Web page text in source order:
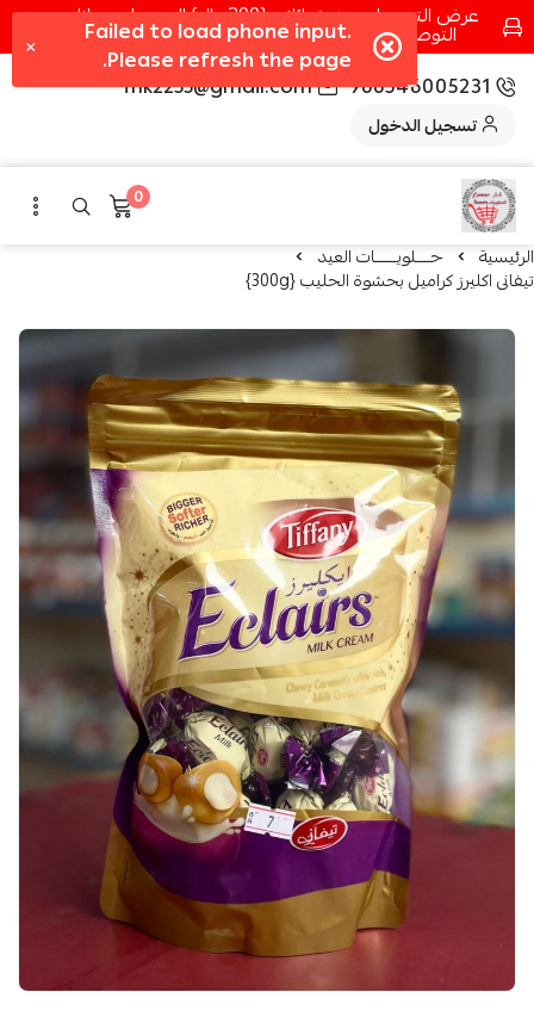
عرض التوصيل عند شرائك بـ{200ريال} التوصيل مجانا
التوصيل في مكه فقط كل اسبوع اصناف جديدة
966546005231
fhk2255@gmail.com
تسجيل الدخول
0
الرئيسية حــــلويــــــات العيد
تيفانى اكليرز كراميل بحشوة الحليب {300g}